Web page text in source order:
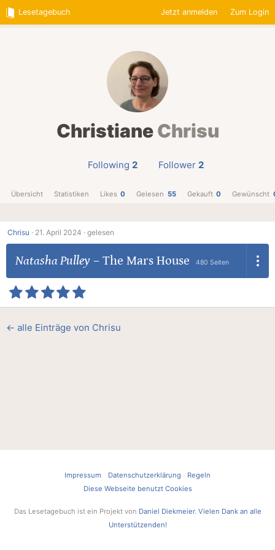
Lesetagebuch Jetzt anmelden Zum Login
ChristianeChrisu
Following 2 Follower 2
Übersicht Statistiken Likes 0 Gelesen 55 Gekauft 0 Gewünscht
Chrisu · 21. April 2024 · gelesen
Natasha Pulley– The Mars House 480 Seiten
← alle Einträge von Chrisu
Impressum Datenschutzerklärung
Regeln
Diese Webseite benutzt Cookies
Das Lesetagebuch ist ein Projekt von Daniel Diekmeier. Vielen Dank an alle
Unterstützenden!